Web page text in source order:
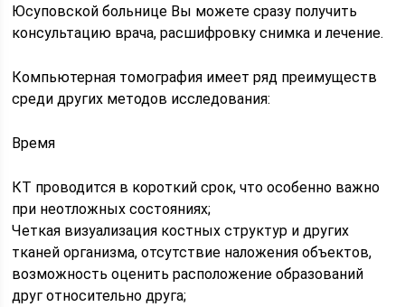
Юсуповской больнице Вы можете сразу получить
консультацию врача, расшифровку снимка и лечение.
Компьютерная томография имеет ряд преимуществ
среди других методов исследования:
Время
КТ проводится в короткий срок, что особенно важно
при неотложных состояниях;
Четкая визуализация костных структур и других
тканей организма, отсутствие наложения объектов,
возможность оценить расположение образований
друг относительно друга;